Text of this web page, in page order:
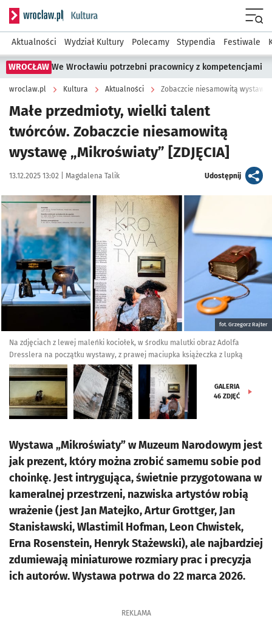
Serwis informacyjny wroclaw.pl podserwis: Kultura
Aktualności Wydział Kultury Polecamy Stypendia Festiwale
WROCŁAW We Wrocławiu potrzebni pracownicy z kompetencjami
wroclaw.pl Kultura Aktualności Zobaczcie niesamowitą wystawę
Małe przedmioty, wielki talent
twórców. Zobaczcie niesamowitą
wystawę „Mikroświaty” [ZDJĘCIA]
Data publikacji:
13.12.2025 13:02 | Autor:
Magdalena Talik Udostępnijartykuł
Kliknij, aby zobaczyć galerię
fot. Grzegorz Rajter
Na zdjęciach z lewej maleńki kociołek, w środku malutki obraz Adolfa
Dresslera na początku wystawy, z prawej maciupka książeczka z lupką
GALERIA
46 ZDJĘĆ
Wystawa „Mikroświaty” w Muzeum Narodowym jest
jak prezent, który można zrobić samemu sobie pod
choinkę. Jest intrygująca, świetnie przygotowana w
kameralnej przestrzeni, nazwiska artystów robią
wrażenie (jest Jan Matejko, Artur Grottger, Jan
Stanisławski, Wlastimil Hofman, Leon Chwistek,
Erna Rosenstein, Henryk Stażewski), ale najbardziej
zdumiewają miniaturowe rozmiary prac i precyzja
ich autorów. Wystawa potrwa do 22 marca 2026.
REKLAMA